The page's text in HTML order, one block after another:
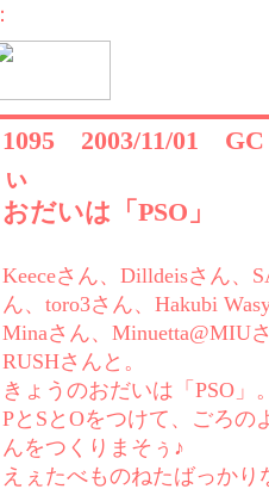
：
1095 2003/11/01
ぃ
おだいは「PSO」
Keeceさん、Dilldeisさん、
ん、toro3さん、Hakubi
Minaさん、Minuetta@MIU
RUSHさんと。
きょうのおだいは「PSO」
PとSとOをつけて、ごろの
んをつくりまそぅ♪
えぇたべものねたばっかり